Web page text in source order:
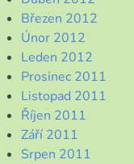
Březen 2012
Únor 2012
Leden 2012
Prosinec 2011
Listopad 2011
Říjen 2011
Září 2011
Srpen 2011